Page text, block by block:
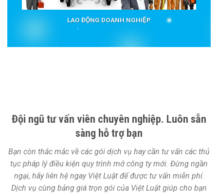
LAO ĐỘNG DOANH NGHIỆP
Đội ngũ tư vấn viên chuyên nghiệp. Luôn sẵn
sàng hỗ trợ bạn
Bạn còn thắc mắc về các gói dịch vụ hay cần tư vấn các thủ
tục pháp lý điều kiện quy trình mở công ty mới. Đừng ngần
ngại, hãy liên hệ ngay Việt Luật để được tư vấn miễn phí.
Dịch vụ cùng bảng giá trọn gói của Việt Luật giúp cho bạn